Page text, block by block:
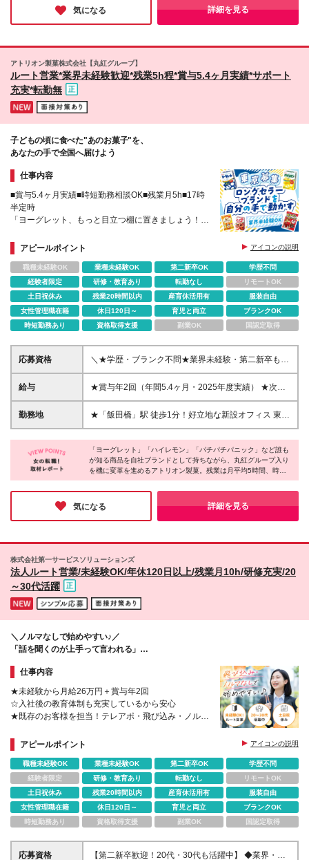
の関係を大切に働きたい方にこそ、ぜひ知ってほしい会社だと感
じます！
気になる 詳細を見る
アトリオン製菓株式会社【丸紅グループ】
ルート営業*業界未経験歓迎*残業5h程*賞与5.4ヶ月実績*サポート
充実*転勤無
子どもの頃に食べた"あのお菓子"を、
あなたの手で全国へ届けよう
仕事内容
■賞与5.4ヶ月実績■時短勤務相談OK■残業月5h■17時
半定時
「ヨーグレット、もっと目立つ棚に置きましょう！」
スーパー・コンビニなど小売店への提案営業です
アピールポイント アイコンの説明
職種未経験OK 業種未経験OK 第二新卒OK
学歴不問
経験者限定
研修・教育あり 転勤なし
リモートOK
土日祝休み
残業20時間以内 産育休活用有
服装自由
女性管理職在籍
休日120日～ 育児と両立
ブランクOK
時短勤務あり
資格取得支援 副業OK 国認定取得
応募資格
＼★学歴・ブランク不問★業界未経験・第二新卒も
OK／ ・普通自動車免許（AT限定可）をお持ちの方 ・
何らかの営業経験をお持ちの方 ≪こんな方にぴった
る」 「自分のアイデアが形になる環境で働きたい」
ウェディングプランナー・CA・販売スタッフ・ラウ
歓迎します。
給与
★賞与年2回（年間5.4ヶ月・2025年度実績） ★次世
代育成手当：扶養する子の人数に応じて月2万〜6万円
支給 ★通勤交通費：会社規定に基づき支給 ★退職金
14.2時間分（営業手当）30,000円/月含む ※超過分は
別途全額支給。※月給によって固定残業代相当時間が
変わります ※試用期間3ヶ月：期間中の給与・待遇に
勤務地
★「飯田橋」駅 徒歩1分！好立地な新設オフィス 東京
都千代田区飯田橋3-11-25 SPROUT IIDABASHI 8階
◇アクセス ┗東京メトロ東西線・南北線「飯田橋」
駅 徒歩1分 ┗JR総武線「飯田橋」駅 徒歩3分 ※担当
エリア：首都圏中心に全国各地 ※月2回程度の出張あ
り ※就業場所の変更の範囲：会社の定める場所
「ヨーグレット」「ハイレモン」「パチパチパニック」など誰も
が知る商品を自社ブランドとして持ちながら、丸紅グループ入り
を機に変革を進めるアトリオン製菓。残業は月平均5時間、時短
勤務相談可、年間休日125日と働きやすさも抜群。飯田橋駅徒歩1
分の新オフィスも快適です。裁量を持って自分のアイデアを形に
できる環境で、初の女性営業として活躍しませんか？
気になる 詳細を見る
株式会社第一サービスソリューションズ
法人ルート営業/未経験OK/年休120日以上/残業月10h/研修充実/20
～30代活躍
＼ノルマなしで始めやすい♪／
「話を聞くのが上手って言われる」
仕事内容
★未経験から月給26万円＋賞与年2回
☆入社後の教育体制も充実しているから安心
★既存のお客様を担当！テレアポ・飛び込み・ノルマ
☆年休120日以上/残業月10h/土日祝休み/有給消化率
80％以上
アピールポイント アイコンの説明
職種未経験OK 業種未経験OK 第二新卒OK
学歴不問
経験者限定
研修・教育あり 転勤なし
リモートOK
土日祝休み
残業20時間以内 産育休活用有
服装自由
女性管理職在籍
休日120日～ 育児と両立
ブランクOK
時短勤務あり
資格取得支援 副業OK 国認定取得
応募資格 【第二新卒歓迎！20代・30代も活躍中】 ◆業界・職